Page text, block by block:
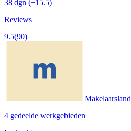
38 dgn (+15.5)
Reviews
9.5(90)
Makelaarsland
4 gedeelde werkgebieden